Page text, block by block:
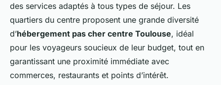
des services adaptés à tous types de séjour. Les
quartiers du centre proposent une grande diversité
d’hébergement pas cher centre Toulouse, idéal
pour les voyageurs soucieux de leur budget, tout en
garantissant une proximité immédiate avec
commerces, restaurants et points d’intérêt.